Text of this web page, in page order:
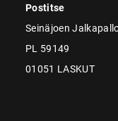
Postitse
Seinäjoen
PL 59149
01051 LASKUT